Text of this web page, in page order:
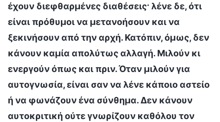
έχουν διεφθαρμένες διαθέσεις· λένε δε, ότι
είναι πρόθυμοι να μετανοήσουν και να
ξεκινήσουν από την αρχή. Κατόπιν, όμως, δεν
κάνουν καμία απολύτως αλλαγή. Μιλούν κι
ενεργούν όπως και πριν. Όταν μιλούν για
αυτογνωσία, είναι σαν να λένε κάποιο αστείο
ή να φωνάζουν ένα σύνθημα. Δεν κάνουν
αυτοκριτική ούτε γνωρίζουν καθόλου τον